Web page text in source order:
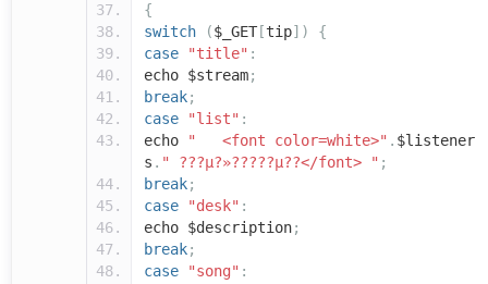
{
switch
($_GET [tip])
{
case
"title" :
echo $stream;
break;
case
"list" :
echo
" <font color=white>" . $listener
s . " ???µ?»?????µ??</font> " ;
break;
case
"desk" :
echo $description;
break;
case
"song" :